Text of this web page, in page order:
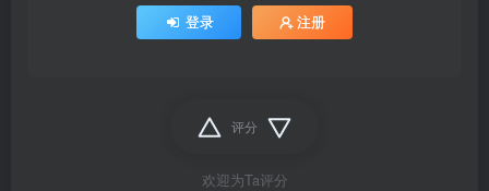
登录 注册
评分
欢迎为Ta评分